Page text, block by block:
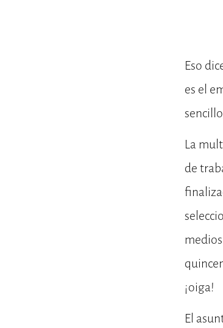
Eso
es el
La
de
¡oiga!
El